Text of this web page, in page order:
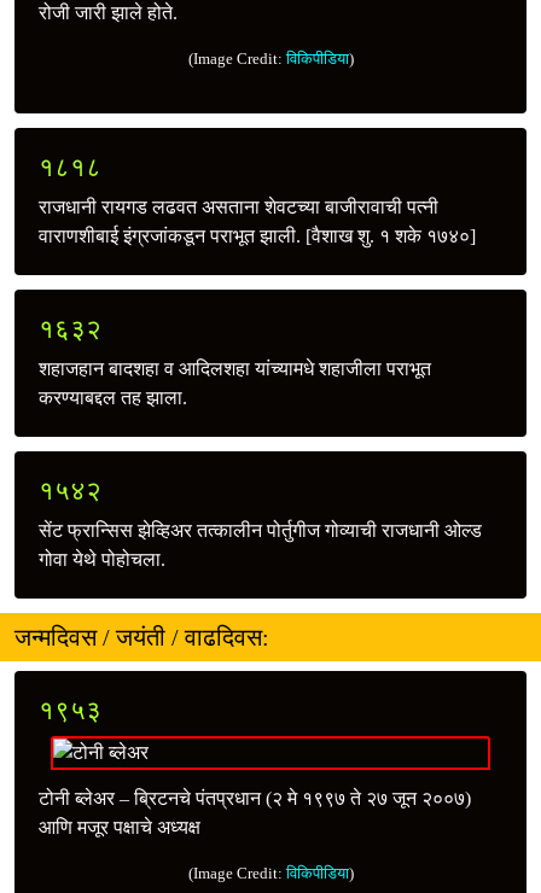
रोजी जारी झाले होते.
(Image Credit:विकिपीडिया)
१८१८
राजधानी रायगड लढवत असताना शेवटच्या बाजीरावाची पत्‍नी
वाराणशीबाई इंग्रजांकडून पराभूत झाली. [वैशाख शु. १ शके १७४०]
१६३२
शहाजहान बादशहा व आदिलशहा यांच्यामधे शहाजीला पराभूत
करण्याबद्दल तह झाला.
१५४२
सेंट फ्रान्सिस झेव्हिअर तत्कालीन पोर्तुगीज गोव्याची राजधानी ओल्ड
गोवा येथे पोहोचला.
जन्मदिवस / जयंती / वाढदिवस:
१९५३
टोनी ब्लेअर – ब्रिटनचे पंतप्रधान (२ मे १९९७ ते २७ जून २००७)
आणि मजूर पक्षाचे अध्यक्ष
(Image Credit:विकिपीडिया)